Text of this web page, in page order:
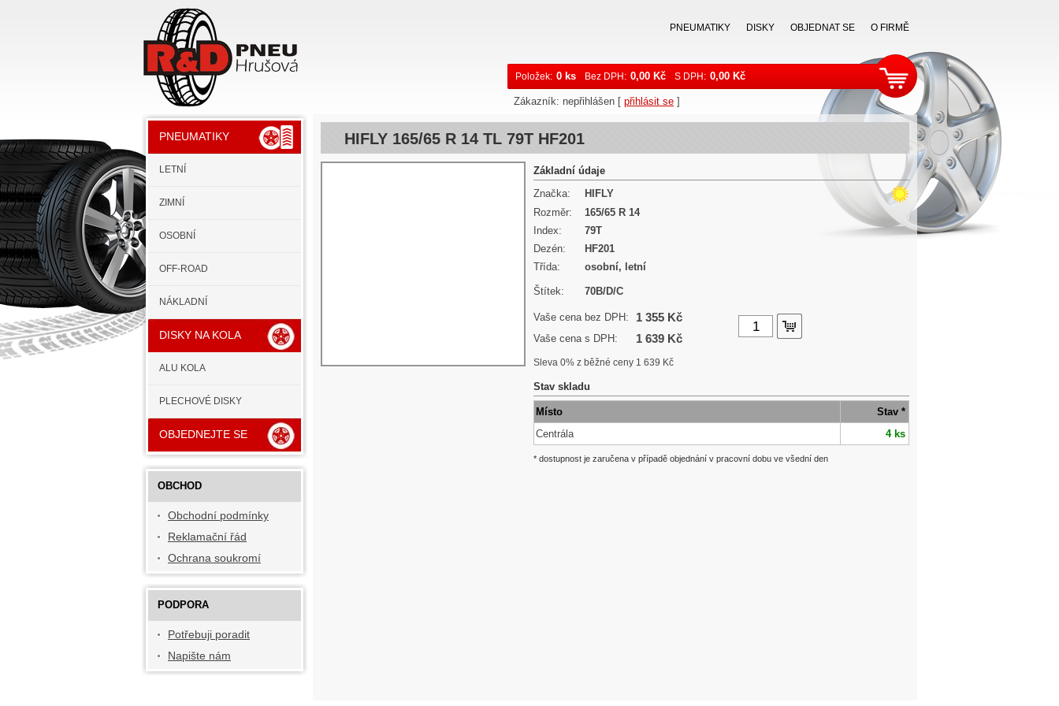
Zákazník: nepřihlášen [ přihlásit se ]
PNEUMATIKY DISKY OBJEDNAT SE O FIRMĚ
Položek: 0 ks Bez DPH: 0,00 Kč S DPH: 0,00 Kč
PNEUMATIKY
LETNÍ
ZIMNÍ
OSOBNÍ
OFF-ROAD
NÁKLADNÍ
DISKY NA KOLA
ALU KOLA
PLECHOVÉ DISKY
OBJEDNEJTE SE
OBCHOD
Obchodní podmínky
Reklamační řád
Ochrana soukromí
PODPORA
Potřebuji poradit
Napište nám
HIFLY 165/65 R 14 TL 79T HF201
Základní údaje
Značka:
HIFLY
Rozměr:
165/65 R 14
Index:
79T
Dezén:
HF201
Třída:
osobní, letní
Štítek: 70B/D/C
Vaše cena bez DPH: 1 355 Kč
Vaše cena s DPH: 1 639 Kč
Sleva 0% z běžné ceny 1 639 Kč
Stav skladu
Místo
Stav *
Centrála
4 ks
* dostupnost je zaručena v případě objednání v pracovní dobu ve všední den